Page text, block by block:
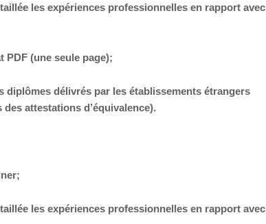
les expériences professionnelles en rapport avec
PDF (une seule page);
diplômes délivrés par les établissements étrangers
attestations d’équivalence).
les expériences professionnelles en rapport avec